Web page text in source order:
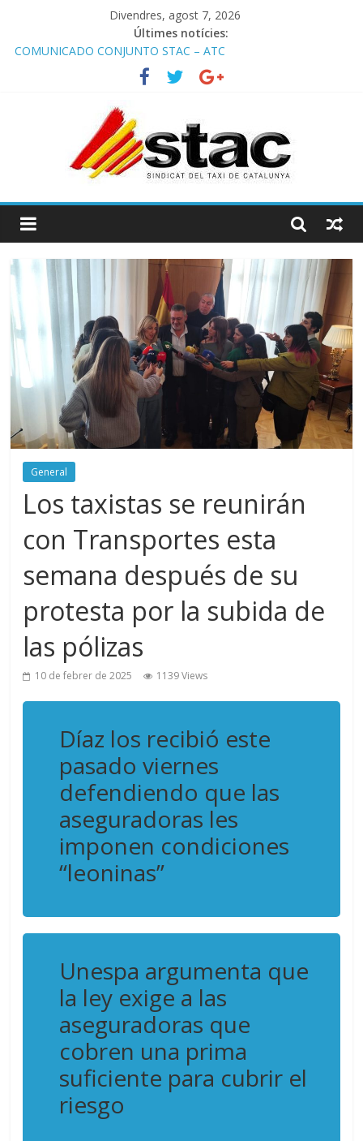
Divendres, agost 7, 2026
Últimes notícies:
COMUNICADO CONJUNTO STAC – ATC
Comunicado STAC/ ATC de la reunión con los Mossos d
‘Esquadra del aeropuerto de Barcelona.
Programa de Radio TAXI LIBRE 29.07.2026 en COOLTURA FM.
STAC/ATC SOLICITAN TAULA TÈCNICA PARA MEJORAR LA
OPERATIVA DE ENTRADA EN EL PUERTO DE BARCELONA.
Programa de Radio TAXI LIBRE 22.07.2026 en COOLTURA FM.
General
Los taxistas se reunirán
con Transportes esta
semana después de su
protesta por la subida de
las pólizas
10 de febrer de 2025 1139 Views
Díaz los recibió este
pasado viernes
defendiendo que las
aseguradoras les
imponen condiciones
“leoninas”
Unespa argumenta que
la ley exige a las
aseguradoras que
cobren una prima
suficiente para cubrir el
riesgo